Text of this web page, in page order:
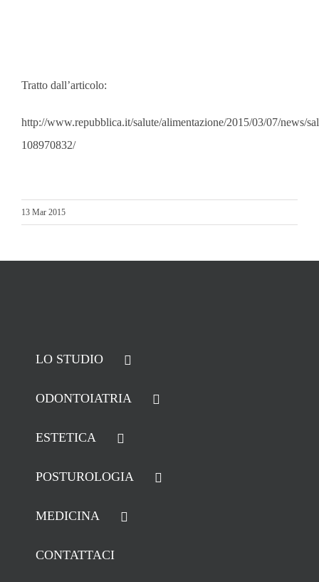
Tratto dall’articolo:
http://www.repubblica.it/salute/alimentazione/2015/03/07/news/
108970832/
13 Mar 2015
LO STUDIO
ODONTOIATRIA
ESTETICA
POSTUROLOGIA
MEDICINA
CONTATTACI